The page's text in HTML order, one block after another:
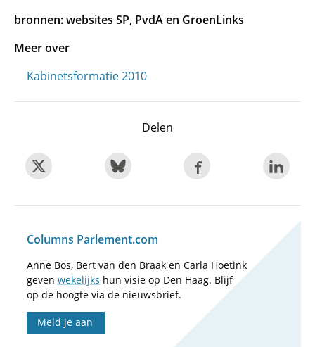
bronnen: websites SP, PvdA en GroenLinks
Meer over
Kabinetsformatie 2010
Delen
Columns Parlement.com
Anne Bos, Bert van den Braak en Carla Hoetink
geven wekelijks hun visie op Den Haag. Blijf
op de hoogte via de nieuwsbrief.
Meld je aan